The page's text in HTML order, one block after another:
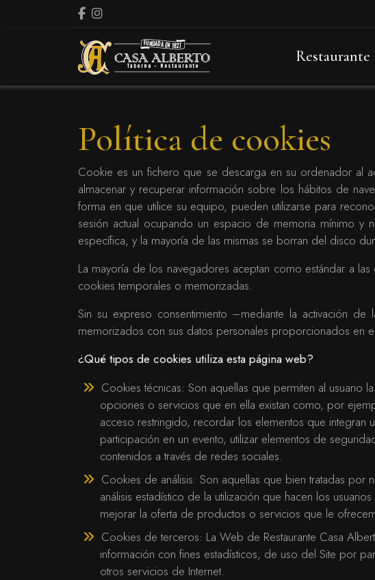
Facebook
Restaurante
Política de cookies
Cookie es un fichero que se descarga en su ordenador al
almacenar y recuperar información sobre los hábitos de
forma en que utilice su equipo, pueden utilizarse para
sesión actual ocupando un espacio de memoria mínimo y
específica, y la mayoría de las mismas se borran del disco
La mayoría de los navegadores aceptan como estándar a
cookies temporales o memorizadas.
Sin su expreso consentimiento –mediante la activación
memorizados con sus datos personales proporcionados en
¿Qué tipos de cookies utiliza esta página web?
Cookies técnicas: Son aquellas que permiten al usuario
opciones o servicios que en ella existan como, por
acceso restringido, recordar los elementos que
participación en un evento, utilizar elementos de
contenidos a través de redes sociales.
Cookies de análisis: Son aquellas que bien tratadas
análisis estadístico de la utilización que hacen los
mejorar la oferta de productos o servicios que le
Cookies de terceros: La Web de Restaurante Casa
información con fines estadísticos, de uso del Site por
otros servicios de Internet.